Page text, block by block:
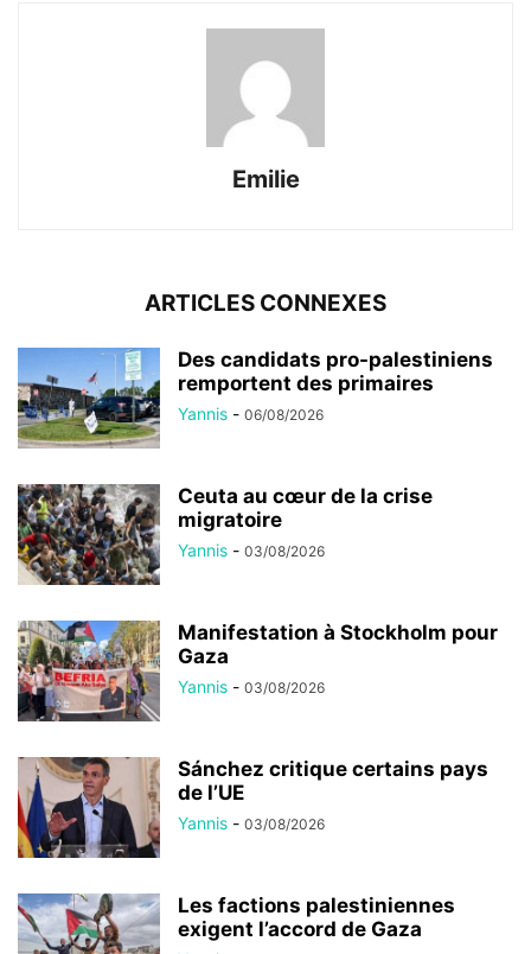
Emilie
ARTICLES CONNEXES
Des candidats pro-palestiniens
remportent des primaires
Yannis - 06/08/2026
Ceuta au cœur de la crise
migratoire
Yannis - 03/08/2026
Manifestation à Stockholm pour
Gaza
Yannis - 03/08/2026
Sánchez critique certains pays
de l’UE
Yannis - 03/08/2026
Les factions palestiniennes
exigent l’accord de Gaza